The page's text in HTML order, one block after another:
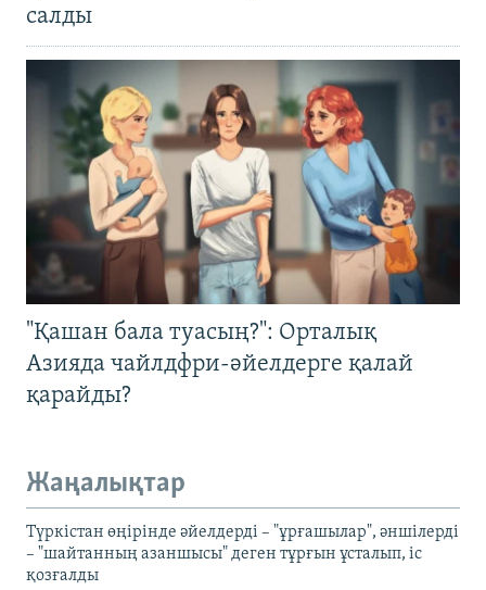
салды
"Қашан бала туасың?": Орталық
Азияда чайлдфри-әйелдерге қалай
қарайды?
Жаңалықтар
Түркістан өңірінде әйелдерді – "ұрғашылар", әншілерді
– "шайтанның азаншысы" деген тұрғын ұсталып, іс
қозғалды